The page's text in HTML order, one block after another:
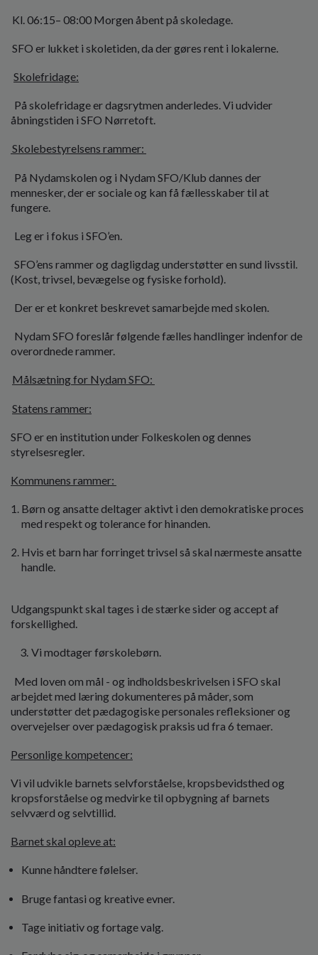
Kl. 06:15– 08:00 Morgen åbent på skoledage.
SFO er lukket i skoletiden, da der gøres rent i lokalerne.
Skolefridage:
På skolefridage er dagsrytmen anderledes. Vi udvider
åbningstiden i SFO Nørretoft.
Skolebestyrelsens rammer:
På Nydamskolen og i Nydam SFO/Klub dannes der
mennesker, der er sociale og kan få fællesskaber til at
fungere.
Leg er i fokus i SFO’en.
SFO’ens rammer og dagligdag understøtter en sund livsstil.
(Kost, trivsel, bevægelse og fysiske forhold).
Der er et konkret beskrevet samarbejde med skolen.
Nydam SFO foreslår følgende fælles handlinger indenfor de
overordnede rammer.
Målsætning for Nydam SFO:
Statens rammer:
SFO er en institution under Folkeskolen og dennes
styrelsesregler.
Kommunens rammer:
Børn og ansatte deltager aktivt i den demokratiske proces
med respekt og tolerance for hinanden.
Hvis et barn har forringet trivsel så skal nærmeste ansatte
handle.
Udgangspunkt skal tages i de stærke sider og accept af
forskellighed.
3. Vi modtager førskolebørn.
Med loven om mål - og indholdsbeskrivelsen i SFO skal
arbejdet med læring dokumenteres på måder, som
understøtter det pædagogiske personales refleksioner og
overvejelser over pædagogisk praksis ud fra 6 temaer.
Personlige kompetencer:
Vi vil udvikle barnets selvforståelse, kropsbevidsthed og
kropsforståelse og medvirke til opbygning af barnets
selvværd og selvtillid.
Barnet skal opleve at:
Kunne håndtere følelser.
Bruge fantasi og kreative evner.
Tage initiativ og fortage valg.